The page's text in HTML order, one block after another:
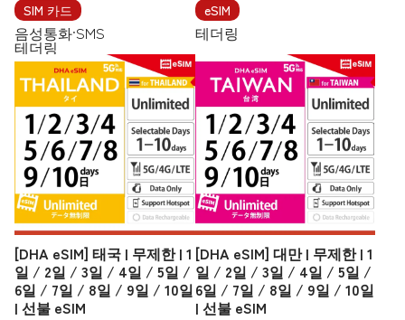
SIM 카드
음성통화·SMS
테더링
eSIM
테더링
[DHA eSIM] 태국 | 무제한 | 1
일 / 2일 / 3일 / 4일 / 5일 /
6일 / 7일 / 8일 / 9일 / 10일
| 선불 eSIM
[DHA eSIM] 대만 | 무제한 | 1
일 / 2일 / 3일 / 4일 / 5일 /
6일 / 7일 / 8일 / 9일 / 10일
| 선불 eSIM